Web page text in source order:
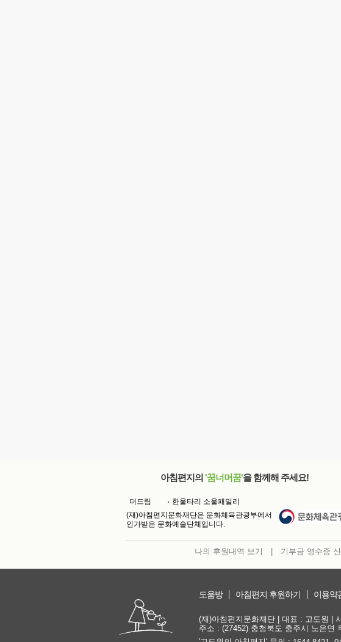
아침편지의 '꿈너머꿈'을 함께해 주세요!
더드림
한울타리 소울패밀리
(재)아침편지문화재단은 문화체육관광부에서
인가받은 문화예술단체입니다.
나의 후원내역 보기 기부금 영수증
도움방 아침편지 후원하기 이용약
(재)아침편지문화재단 | 대표 : 고도원 |
주소 : (27452) 충청북도 충주시 노은면